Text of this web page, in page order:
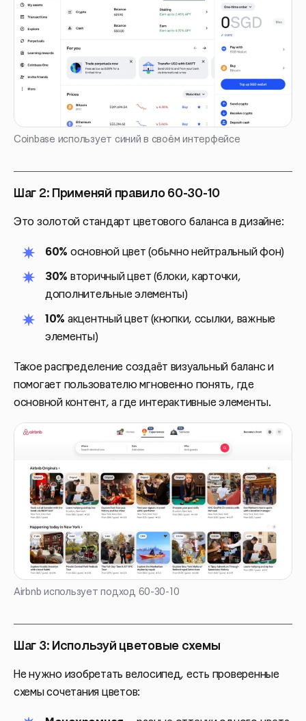
Coinbase использует синий в своём интерфейсе
Шаг 2: Применяй правило 60-30-10
Это золотой стандарт цветового баланса в дизайне:
60% основной цвет (обычно нейтральный фон)
30% вторичный цвет (блоки, карточки,
дополнительные элементы)
10% акцентный цвет (кнопки, ссылки, важные
элементы)
Такое распределение создаёт визуальный баланс и
помогает пользователю мгновенно понять, где
основной контент, а где интерактивные элементы.
Airbnb использует подход 60-30-10
Шаг 3: Используй цветовые схемы
Не нужно изобретать велосипед, есть проверенные
схемы сочетания цветов: